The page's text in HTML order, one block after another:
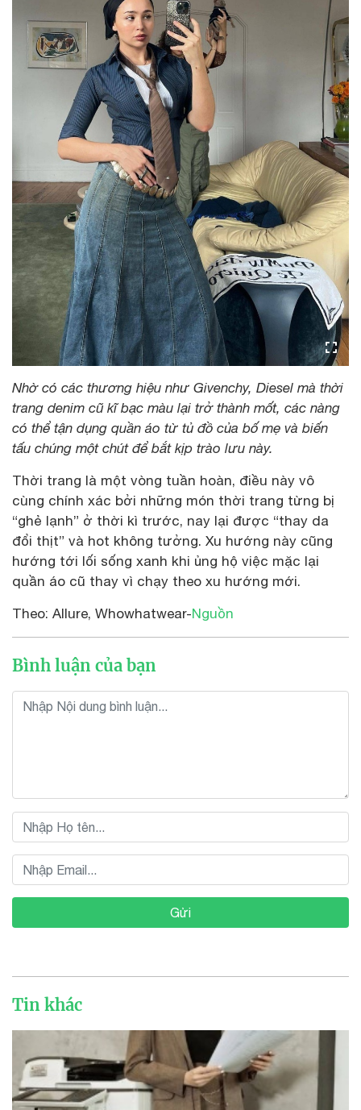
Nhờ có các thương hiệu như Givenchy, Diesel mà thời
trang denim cũ kĩ bạc màu lại trở thành mốt, các nàng
có thể tận dụng quần áo từ tủ đồ của bố mẹ và biến
tấu chúng một chút để bắt kịp trào lưu này.
Thời trang là một vòng tuần hoàn, điều này vô
cùng chính xác bởi những món thời trang từng bị
“ghẻ lạnh” ở thời kì trước, nay lại được “thay da
đổi thịt” và hot không tưởng. Xu hướng này cũng
hướng tới lối sống xanh khi ủng hộ việc mặc lại
quần áo cũ thay vì chạy theo xu hướng mới.
Theo: Allure, Whowhatwear-Nguồn
Bình luận của bạn
Gửi
Tin khác